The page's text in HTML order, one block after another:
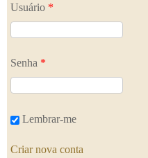
Usuário *
Senha *
Lembrar-me
Criar nova conta